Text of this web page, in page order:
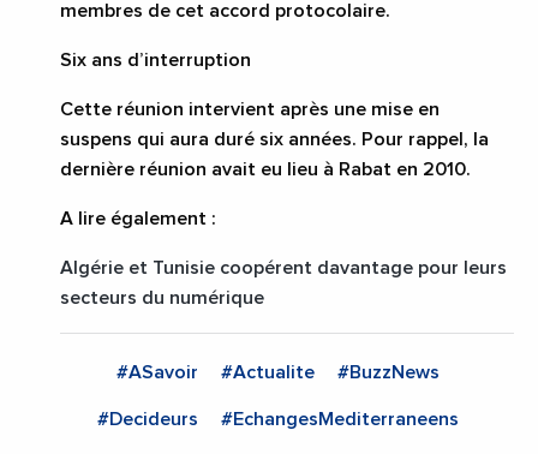
membres de cet accord protocolaire.
Six ans d’interruption
Cette réunion intervient après une mise en
suspens qui aura duré six années. Pour rappel, la
dernière réunion avait eu lieu à Rabat en 2010.
A lire également :
Algérie et Tunisie coopérent davantage pour leurs
secteurs du numérique
#ASavoir #Actualite #BuzzNews
#Decideurs #EchangesMediterraneens